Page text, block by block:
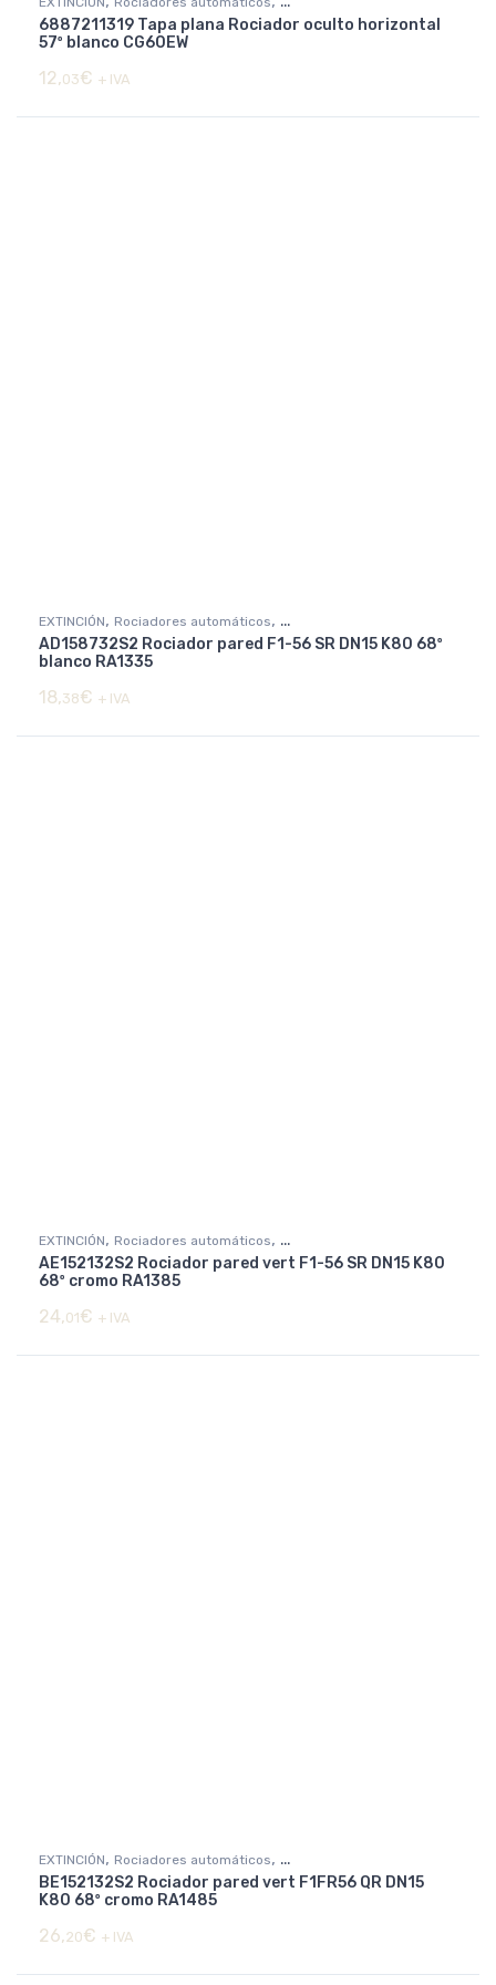
Rociadores básicos y decorativos
6887211319 Tapa plana Rociador oculto horizontal
57º blanco CG60EW
12,03€ + IVA
EXTINCIÓN, Rociadores automáticos,
Rociadores básicos y decorativos
AD158732S2 Rociador pared F1-56 SR DN15 K80 68º
blanco RA1335
18,38€ + IVA
EXTINCIÓN, Rociadores automáticos,
Rociadores básicos y decorativos
AE152132S2 Rociador pared vert F1-56 SR DN15 K80
68º cromo RA1385
24,01€ + IVA
EXTINCIÓN, Rociadores automáticos,
Rociadores básicos y decorativos
BE152132S2 Rociador pared vert F1FR56 QR DN15
K80 68º cromo RA1485
26,20€ + IVA